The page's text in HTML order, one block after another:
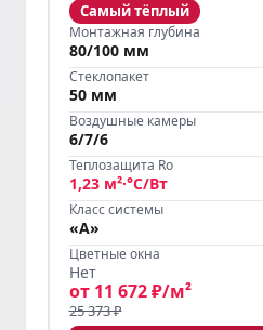
Самый тёплый
Монтажная глубина
80/100 мм
Стеклопакет
50 мм
Воздушные камеры
6/7/6
Теплозащита Ro
1,23 м²·°С/Вт
Класс системы
«А»
Цветные окна
Нет
от 11 672 ₽/м²
25 373 ₽